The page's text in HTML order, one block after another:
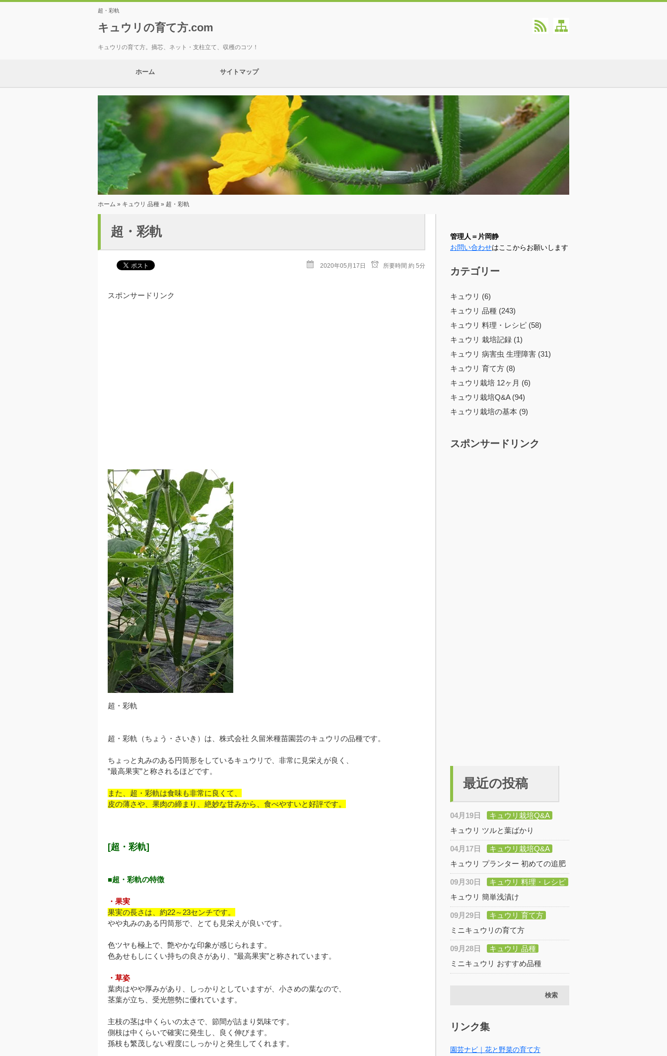
超・彩軌
キュウリの育て方.com
キュウリの育て方。摘芯、ネット・支柱立て、収穫のコツ！
ホーム サイトマップ
ホーム » キュウリ 品種 » 超・彩軌
超・彩軌
所要時間 約 5分
2020年05月17日
スポンサードリンク
超・彩軌
超・彩軌（ちょう・さいき）は、株式会社 久留米種苗園芸のキュウリの品種です。
ちょっと丸みのある円筒形をしているキュウリで、非常に見栄えが良く、
”最高果実”と称されるほどです。
また、超・彩軌は食味も非常に良くて、
皮の薄さや、果肉の締まり、絶妙な甘みから、食べやすいと好評です。
[超・彩軌]
■超・彩軌の特徴
・果実
果実の長さは、約22～23センチです。
やや丸みのある円筒形で、とても見栄えが良いです。
色ツヤも極上で、艶やかな印象が感じられます。
色あせもしにくい持ちの良さがあり、”最高果実”と称されています。
・草姿
葉肉はやや厚みがあり、しっかりとしていますが、小さめの葉なので、
茎葉が立ち、受光態勢に優れています。
主枝の茎は中くらいの太さで、節間が詰まり気味です。
側枝は中くらいで確実に発生し、良く伸びます。
孫枝も繁茂しない程度にしっかりと発生してくれます。
管理人＝片岡静
お問い合わせはここからお願いします
カテゴリー
キュウリ (6)
キュウリ 品種 (243)
キュウリ 料理・レシピ (58)
キュウリ 栽培記録 (1)
キュウリ 病害虫 生理障害 (31)
キュウリ 育て方 (8)
キュウリ栽培 12ヶ月 (6)
キュウリ栽培Q&A (94)
キュウリ栽培の基本 (9)
スポンサードリンク
最近の投稿
04月19日
キュウリ栽培Q&A
キュウリ ツルと葉ばかり
04月17日
キュウリ栽培Q&A
キュウリ プランター 初めての追肥
09月30日
キュウリ 料理・レシピ
キュウリ 簡単浅漬け
09月29日
キュウリ 育て方
ミニキュウリの育て方
09月28日
キュウリ 品種
ミニキュウリ おすすめ品種
リンク集
園芸ナビ｜花と野菜の育て方